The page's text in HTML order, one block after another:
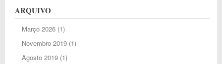
ARQUIVO
Março 2026(1)
Novembro 2019(1)
Agosto 2019(1)